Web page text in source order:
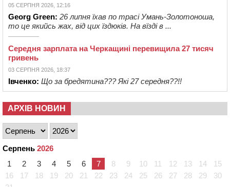
05 СЕРПНЯ 2026, 12:16
Georg Green: 26 липня їхав по трасі Умань-Золотоноша,
то це якийсь жах, від цих їздюків. На вїзді в ...
Середня зарплата на Черкащині перевищила 27 тисяч
гривень
03 СЕРПНЯ 2026, 18:37
Івченко: Що за бредятина??? Які 27 середня??!!
АРХІВ НОВИН
Серпень 2026
1
2 3 4 5 6 7 8 9 10 11 12 13 14
15
16
17 18 19 20 21 22 23 24 25 26 27 28 29
30